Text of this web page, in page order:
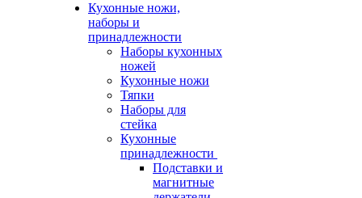
Кухонные ножи,
наборы и
принадлежности
Наборы кухонных
ножей
Кухонные ножи
Тяпки
Наборы для
стейка
Кухонные
принадлежности
Подставки и
магнитные